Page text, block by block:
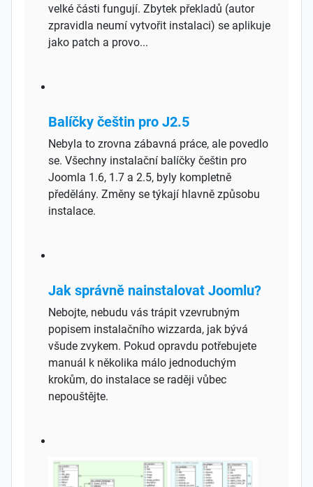
velké části fungují. Zbytek překladů (autor
zpravidla neumí vytvořit instalaci) se aplikuje
jako patch a provo...
Balíčky češtin pro J2.5
Nebyla to zrovna zábavná práce, ale povedlo
se. Všechny instalační balíčky češtin pro
Joomla 1.6, 1.7 a 2.5, byly kompletně
předělány. Změny se týkají hlavně způsobu
instalace.
Jak správně nainstalovat Joomlu?
Nebojte, nebudu vás trápit vzevrubným
popisem instalačního wizzarda, jak bývá
všude zvykem. Pokud opravdu potřebujete
manuál k několika málo jednoduchým
krokům, do instalace se raději vůbec
nepouštějte.